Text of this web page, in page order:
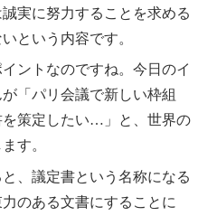
実に努力することを求める
という内容です。
ントなのですね。今日のイ
「パリ会議で新しい枠組
策定したい…」と、世界の
す。
、議定書という名称になる
のある文書にすることに